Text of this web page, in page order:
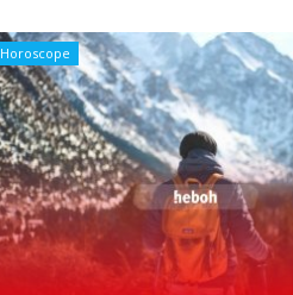
Horoscope